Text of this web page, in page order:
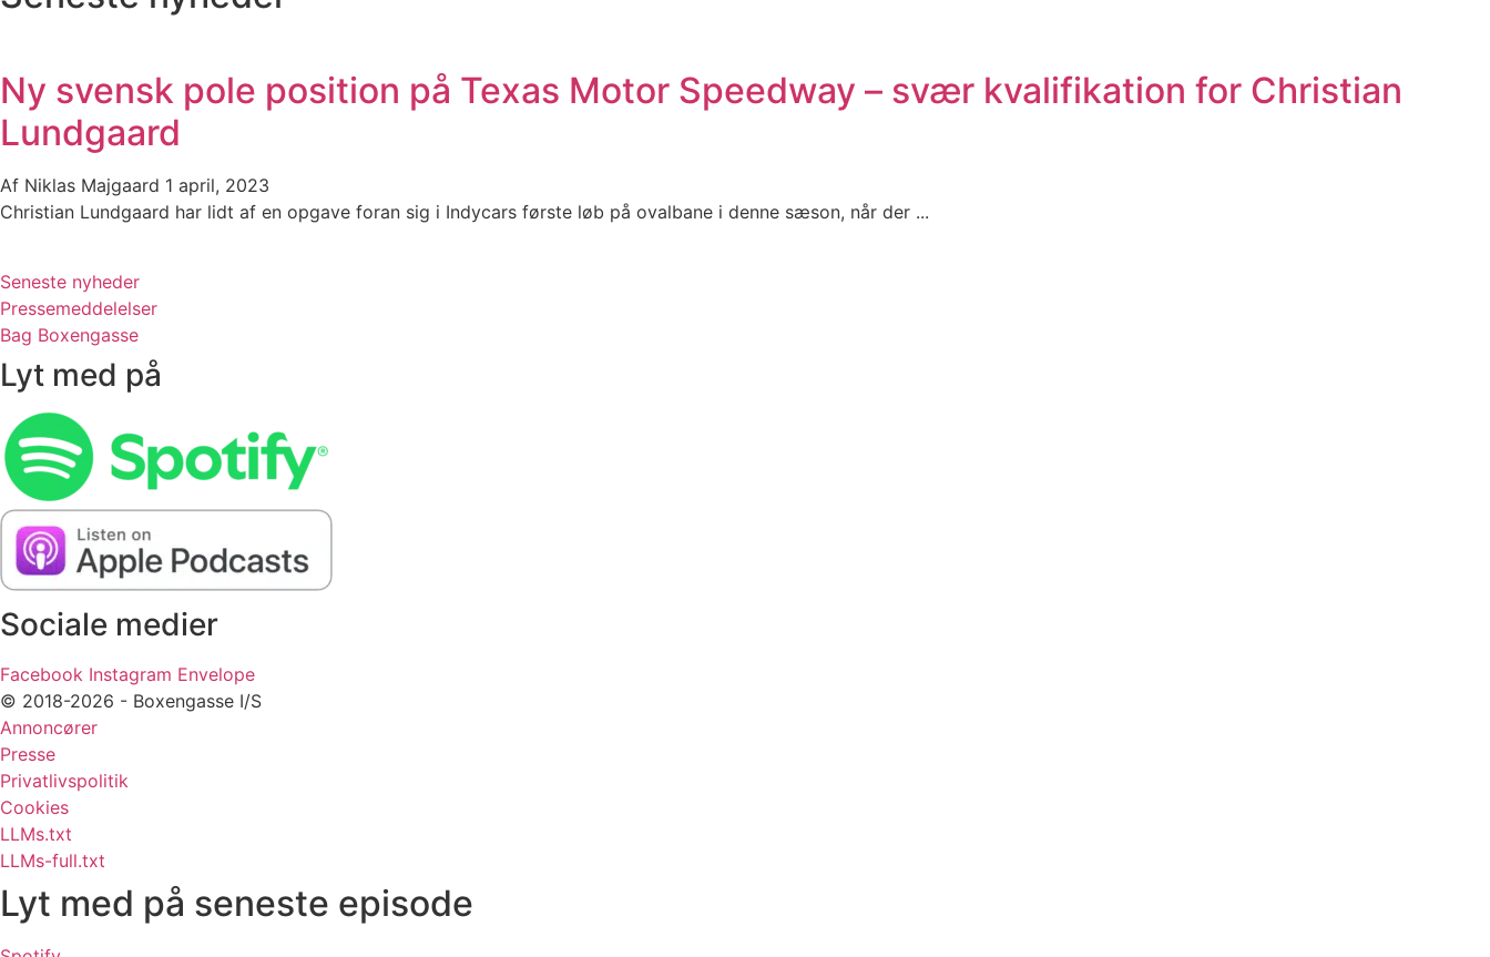
Ny svensk pole position på Texas Motor Speedway – svær kvalifikation for Christian
Lundgaard
Af Niklas Majgaard 1 april, 2023
Christian Lundgaard har lidt af en opgave foran sig i Indycars første løb på ovalbane i denne sæson, når der ...
Seneste nyheder
Pressemeddelelser
Bag Boxengasse
Lyt med på
Sociale medier
Facebook Instagram Envelope
© 2018-2026 - Boxengasse I/S
Annoncører
Presse
Privatlivspolitik
Cookies
LLMs.txt
LLMs-full.txt
Lyt med på seneste episode